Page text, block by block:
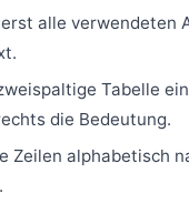
alle verwendeten
Tabelle
die Bedeutung.
Zeilen alphabetisch